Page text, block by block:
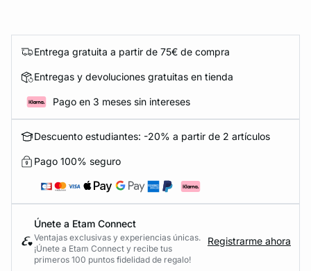
Entrega gratuita a partir de 75€ de compra
Entregas y devoluciones gratuitas en tienda
Pago en 3 meses sin intereses
Descuento estudiantes: -20% a partir de 2 artículos
Pago 100% seguro
Únete a Etam Connect
Ventajas exclusivas y experiencias únicas.
¡Únete a Etam Connect y recibe tus
primeros 100 puntos fidelidad de regalo!
Registrarme ahora